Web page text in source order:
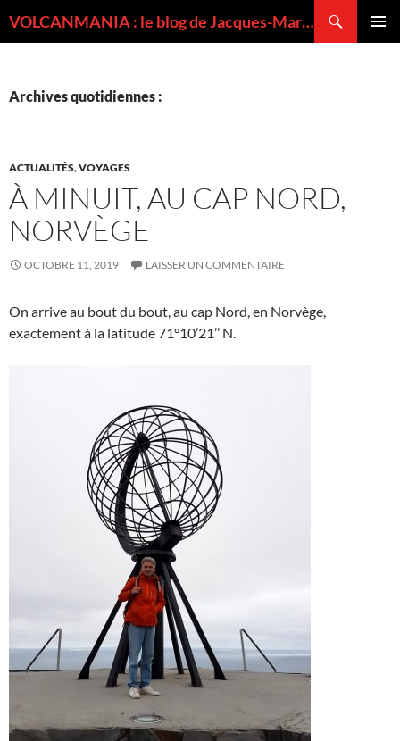
VOLCANMANIA : le blog de Jacques-Marie BARDINTZEFF, volcanologue
Archives quotidiennes :
ACTUALITÉS,VOYAGES
À MINUIT, AU CAP NORD,
NORVÈGE
OCTOBRE 11, 2019 LAISSER UN COMMENTAIRE
On arrive au bout du bout, au cap Nord, en Norvège,
exactement à la latitude 71°10’21’’ N.